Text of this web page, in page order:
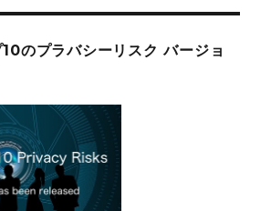
のプラバシーリスク バージョ